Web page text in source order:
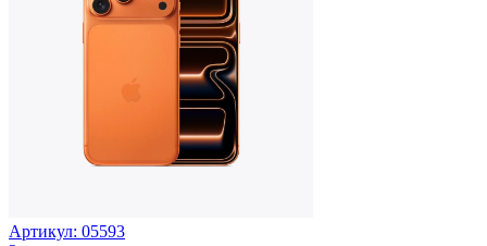
Артикул: 05593